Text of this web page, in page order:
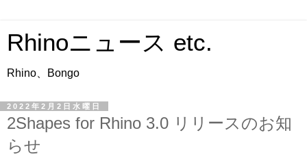
Rhinoニュース etc.
Rhino、Bongo
2022年2月2日水曜日
2Shapes for Rhino 3.0 リリースのお知
らせ